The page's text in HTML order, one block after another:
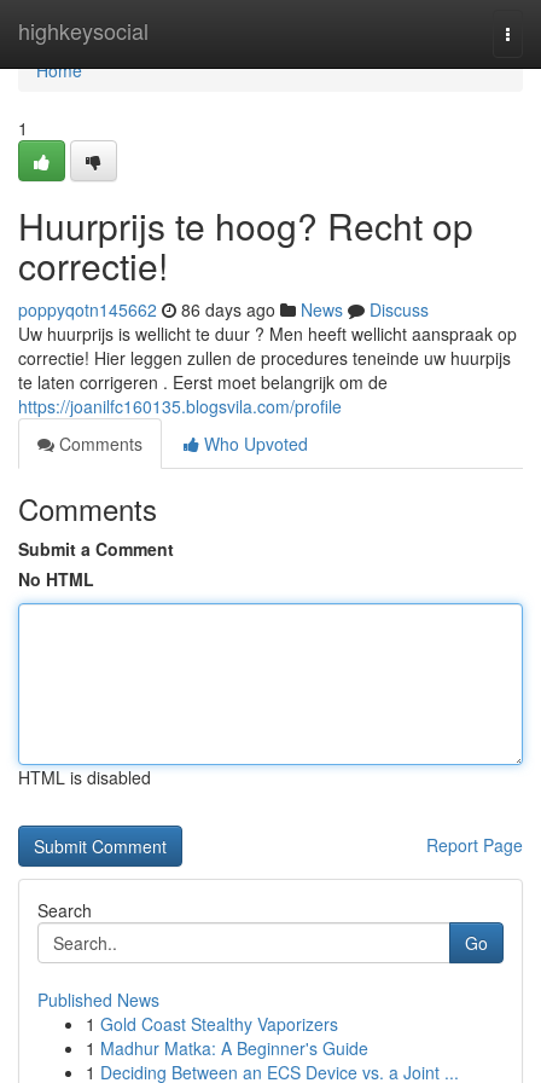
highkeysocial
Home
Home
1
Huurprijs te hoog? Recht op
correctie!
poppyqotn145662 86 days ago News
Discuss
Uw huurprijs is wellicht te duur ? Men heeft wellicht aanspraak op
correctie! Hier leggen zullen de procedures teneinde uw huurpijs
te laten corrigeren . Eerst moet belangrijk om de
https://joanilfc160135.blogsvila.com/profile
Comments
Who Upvoted
Comments
Submit a Comment
No HTML
HTML is disabled
Report Page
Search
Go
Published News
1 Gold Coast Stealthy Vaporizers
1 Madhur Matka: A Beginner's Guide
1 Deciding Between an ECS Device vs. a Joint ...